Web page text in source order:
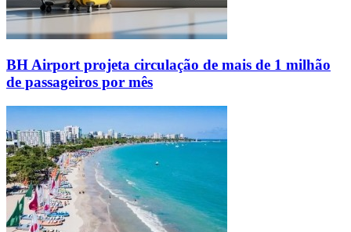
BH Airport projeta circulação de mais de 1 milhão
de passageiros por mês